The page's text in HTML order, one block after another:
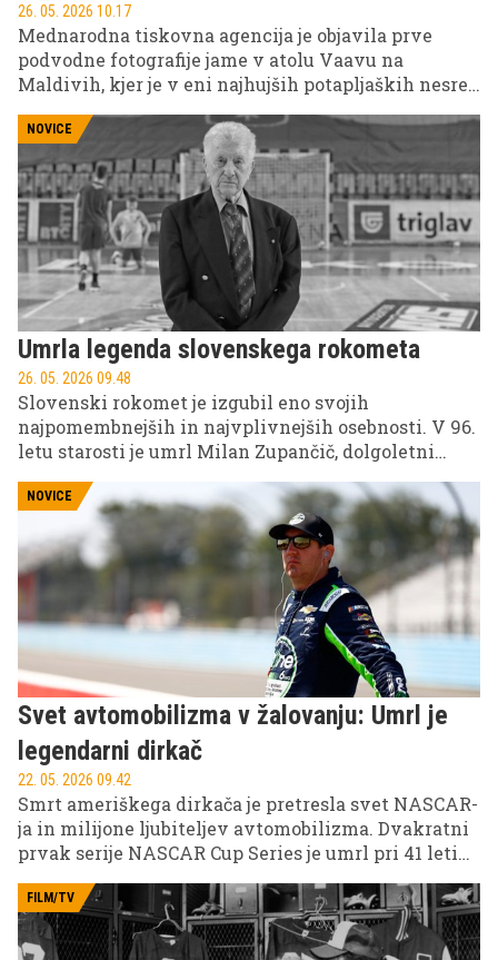
26. 05. 2026 10.17
Mednarodna tiskovna agencija je objavila prve
podvodne fotografije jame v atolu Vaavu na
Maldivih, kjer je v eni najhujših potapljaških nesreč
v zgodovini države umrlo pet Italijanov.
NOVICE
Umrla legenda slovenskega rokometa
26. 05. 2026 09.48
Slovenski rokomet je izgubil eno svojih
najpomembnejših in najvplivnejših osebnosti. V 96.
letu starosti je umrl Milan Zupančič, dolgoletni
zaznamoval razvoj celjskega, slovenskega in
nekdanjega jugoslovanskega rokometa.
NOVICE
Svet avtomobilizma v žalovanju: Umrl je
legendarni dirkač
22. 05. 2026 09.42
Smrt ameriškega dirkača je pretresla svet NASCAR-
ja in milijone ljubiteljev avtomobilizma. Dvakratni
prvak serije NASCAR Cup Series je umrl pri 41 letih
odzivov med vozniki, ekipami in navijači po vsem
svetu.
FILM/TV